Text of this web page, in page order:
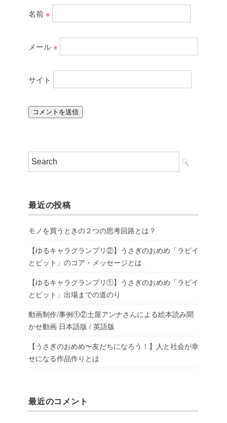
名前※
メール※
サイト
最近の投稿
モノを買うときの２つの思考回路とは？
【ゆるキャラグランプリ②】うさぎのおめめ「ラビイ
とビット」のコア・メッセージとは
【ゆるキャラグランプリ①】うさぎのおめめ「ラビイ
とビット」出場までの道のり
動画制作/事例①②土屋アンナさんによる絵本読み聞
かせ動画 日本語版 / 英語版
【うさぎのおめめ〜友だちになろう！】人と社会が幸
せになる作品作りとは
最近のコメント